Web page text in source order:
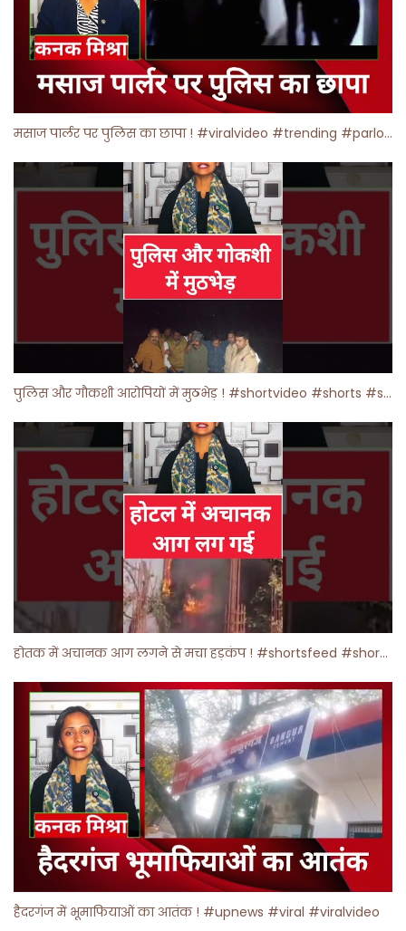
मसाज पार्लर पर पुलिस का छापा ! #viralvideo #trending #parlour
पुलिस और गौकशी आरोपियों में मुठभेड़ ! #shortvideo #shorts #shortsfeed
होतक में अचानक आग लगने से मचा हड़कंप ! #shortsfeed #shorts #viralshorts
हैदरगंज में भूमाफियाओं का आतंक ! #upnews #viral #viralvideo